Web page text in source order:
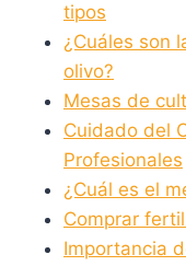
tipos
¿Cuáles son
olivo?
Mesas de
Cuidado del
Profesionales
¿Cuál es el
Comprar
Importancia